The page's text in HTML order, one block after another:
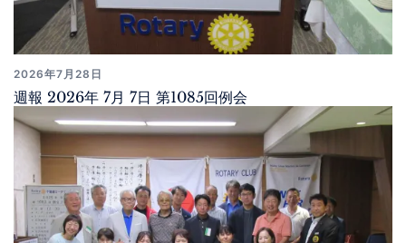
2026年7月28日
週報 2026年 7月 7日 第1085回例会